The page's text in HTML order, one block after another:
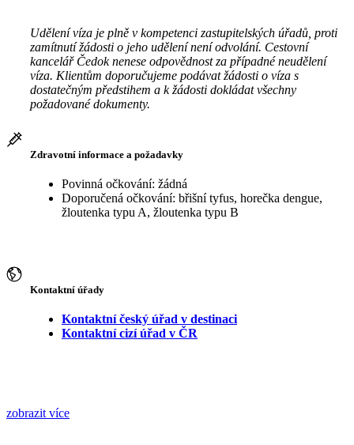
Udělení víza je plně v kompetenci zastupitelských úřadů, proti
zamítnutí žádosti o jeho udělení není odvolání. Cestovní
kancelář Čedok nenese odpovědnost za případné neudělení
víza. Klientům doporučujeme podávat žádosti o víza s
dostatečným předstihem a k žádosti dokládat všechny
požadované dokumenty.
Zdravotní informace a požadavky
Povinná očkování: žádná
Doporučená očkování: břišní tyfus, horečka dengue,
žloutenka typu A, žloutenka typu B
Kontaktní úřady
Kontaktní český úřad v destinaci
Kontaktní cizí úřad v ČR
zobrazit více